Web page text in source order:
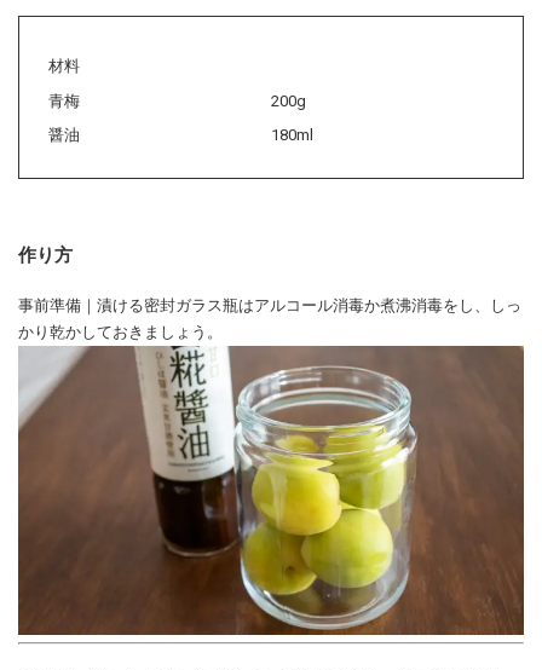
材料
青梅
200g
醤油
180ml
作り方
事前準備｜漬ける密封ガラス瓶はアルコール消毒か煮沸消毒をし、しっ
かり乾かしておきましょう。